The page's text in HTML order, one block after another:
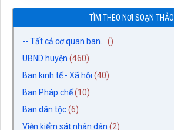
TÌM THEO NƠI SOẠN THẢO
-- Tất cả cơ quan ban...
()
UBND huyện (460)
Ban kinh tế - Xã hội (40)
Ban Pháp chế(10)
Ban dân tộc(6)
Viện kiểm sát nhân dân (2)